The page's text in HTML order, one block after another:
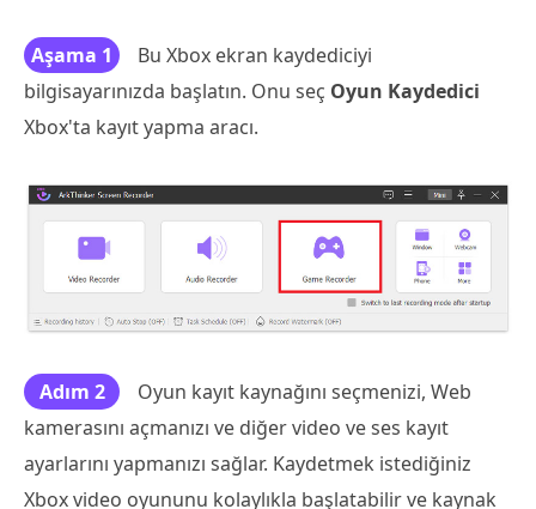
Aşama 1
Bu Xbox ekran kaydediciyi
bilgisayarınızda başlatın. Onu seç Oyun Kaydedici
Xbox'ta kayıt yapma aracı.
Adım 2
Oyun kayıt kaynağını seçmenizi, Web
kamerasını açmanızı ve diğer video ve ses kayıt
ayarlarını yapmanızı sağlar. Kaydetmek istediğiniz
Xbox video oyununu kolaylıkla başlatabilir ve kaynak